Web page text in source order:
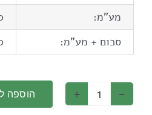
מע"מ:
סכום + מע"מ:
כמות
הוספה